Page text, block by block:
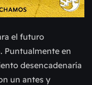
el futuro
Puntualmente en
desencadenaría
un antes y